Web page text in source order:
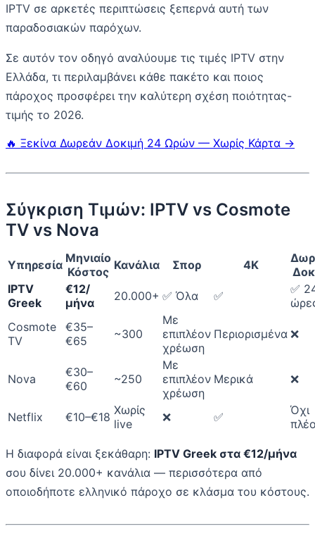
IPTV σε αρκετές περιπτώσεις ξεπερνά αυτή των
παραδοσιακών παρόχων.
Σε αυτόν τον οδηγό αναλύουμε τις τιμές IPTV στην
Ελλάδα, τι περιλαμβάνει κάθε πακέτο και ποιος
πάροχος προσφέρει την καλύτερη σχέση ποιότητας-
τιμής το 2026.
🔥 Ξεκίνα Δωρεάν Δοκιμή 24 Ωρών — Χωρίς Κάρτα →
Σύγκριση Τιμών: IPTV vs Cosmote
TV vs Nova
Υπηρεσία Μηνιαίο
Κόστος Κανάλια Σπορ 4K
IPTV
Greek
€12/
μήνα
20.000+ ✅ Όλα ✅
✅
Cosmote
TV
€35–
€65
~300
Με
επιπλέον
χρέωση
Περιορισμένα ❌
Nova
€30–
€60
~250
Με
επιπλέον
χρέωση
Μερικά ❌
Netflix €10–€18 Χωρίς
live
❌ ✅
Όχι
Η διαφορά είναι ξεκάθαρη: IPTV Greek στα €12/μήνα
σου δίνει 20.000+ κανάλια — περισσότερα από
οποιοδήποτε ελληνικό πάροχο σε κλάσμα του κόστους.